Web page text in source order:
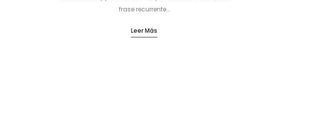
frase recurrente…
Leer Más